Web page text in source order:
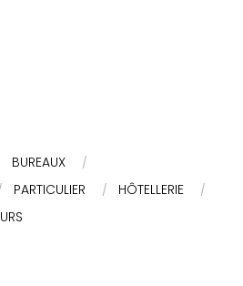
BUREAUX
PARTICULIER
HÔTELLERIE